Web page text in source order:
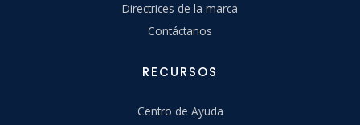
Directrices de la marca
Contáctanos
RECURSOS
Centro de Ayuda